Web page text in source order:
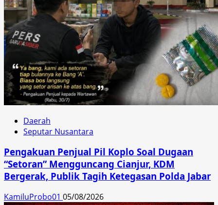
Daerah
Seputar Nusantara
Pengakuan Penjual Pil Koplo Soal Dugaan
“Setoran” Mengguncang Cianjur, KDM
Bergerak, Publik Tagih Ketegasan Polda Jabar
KamiluProbo01 05/08/2026